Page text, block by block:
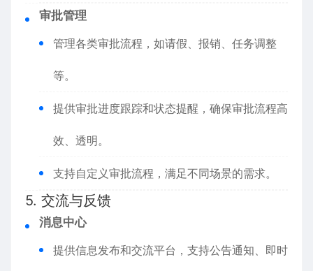
审批管理
管理各类审批流程，如请假、报销、任务调整
等。
提供审批进度跟踪和状态提醒，确保审批流程高
效、透明。
支持自定义审批流程，满足不同场景的需求。
5. 交流与反馈
消息中心
提供信息发布和交流平台，支持公告通知、即时